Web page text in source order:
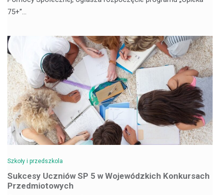
75+”…
Szkoły i przedszkola
Sukcesy Uczniów SP 5 w Wojewódzkich Konkursach
Przedmiotowych